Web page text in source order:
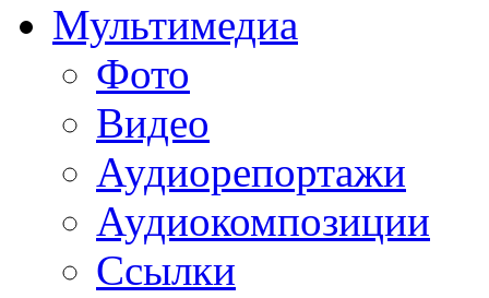
Мультимедиа
Фото
Видео
Аудиорепортажи
Аудиокомпозиции
Ссылки